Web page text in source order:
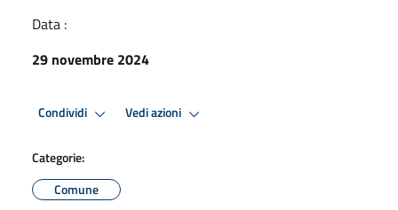
Data :
29 novembre 2024
Condividi Vedi azioni
Categorie:
Comune